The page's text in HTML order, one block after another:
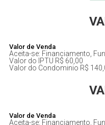
-Documentação ok
-Aceita Financiamento
Ótima oportunidade no
Valor de Venda
Aceita-se: Financiamento,
Valor do IPTU R$ 60,00
Valor do Condominio R$
Valor de Venda
Aceita-se: Financiamento,